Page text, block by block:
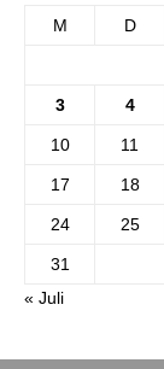
M D
3 4
10 11
17 18
24 25
31
« Juli